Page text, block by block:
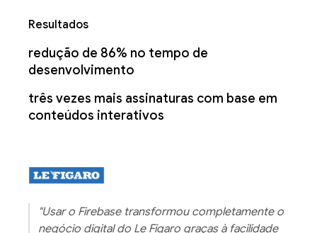
Resultados
redução de 86% no tempo de
desenvolvimento
três vezes mais assinaturas com base em
conteúdos interativos
"Usar o Firebase transformou completamente o
negócio digital do Le Figaro graças à facilidade